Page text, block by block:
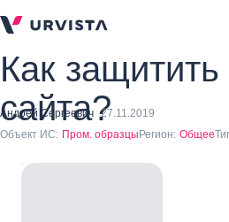
Как защитить
сайта?
Андрей Сергеевич 27.11.2019
Объект ИС: Пром. образцы Регион: Общее